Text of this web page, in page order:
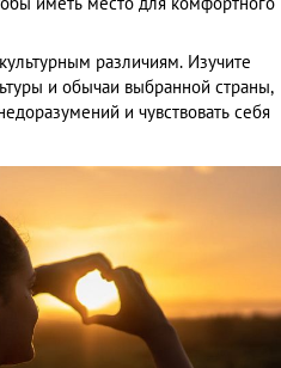
различиям. Изучите
и обычаи выбранной страны,
и чувствовать себя